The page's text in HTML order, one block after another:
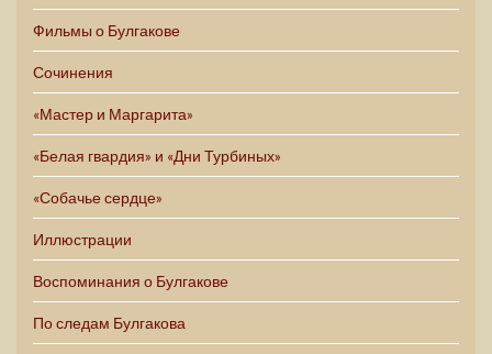
Фильмы о Булгакове
Сочинения
«Мастер и Маргарита»
«Белая гвардия» и «Дни Турбиных»
«Собачье сердце»
Иллюстрации
Воспоминания о Булгакове
По следам Булгакова